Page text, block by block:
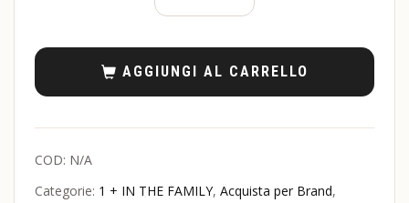
AGGIUNGI AL CARRELLO
COD: N/A
Categorie: 1 + IN THE FAMILY, Acquista per Brand,